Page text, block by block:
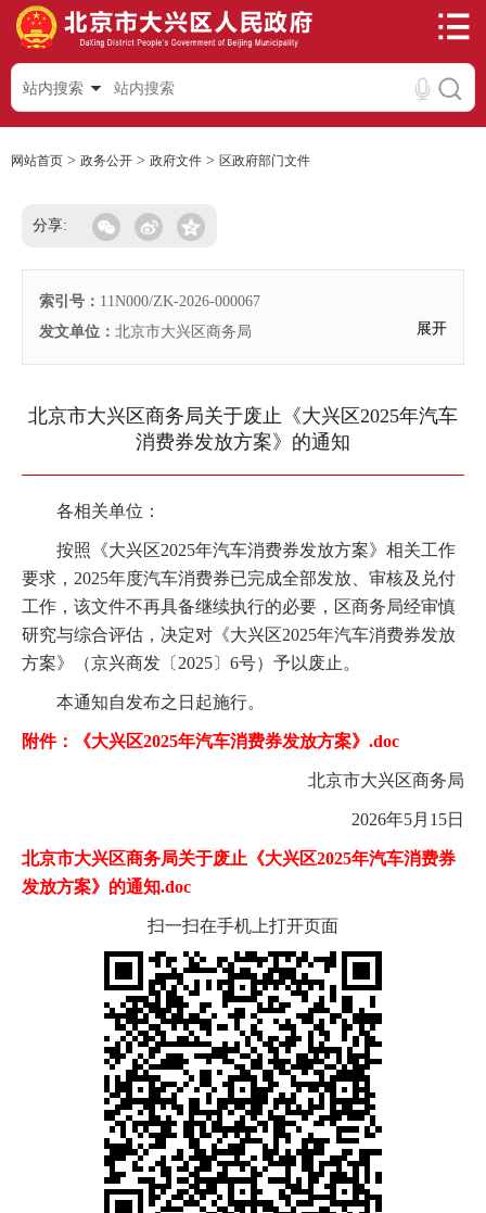
站内搜索
网站首页 > 政务公开 > 政府文件 > 区政府部门文件
分享:
索引号： 11N000/ZK-2026-000067
发文单位： 北京市大兴区商务局 展开
北京市大兴区商务局关于废止《大兴区2025年汽车
消费券发放方案》的通知
各相关单位：
按照《大兴区2025年汽车消费券发放方案》相关工作
要求，2025年度汽车消费券已完成全部发放、审核及兑付
工作，该文件不再具备继续执行的必要，区商务局经审慎
研究与综合评估，决定对《大兴区2025年汽车消费券发放
方案》（京兴商发〔2025〕6号）予以废止。
本通知自发布之日起施行。
附件：《大兴区2025年汽车消费券发放方案》.doc
北京市大兴区商务局
2026年5月15日
北京市大兴区商务局关于废止《大兴区2025年汽车消费券
发放方案》的通知.doc
扫一扫在手机上打开页面